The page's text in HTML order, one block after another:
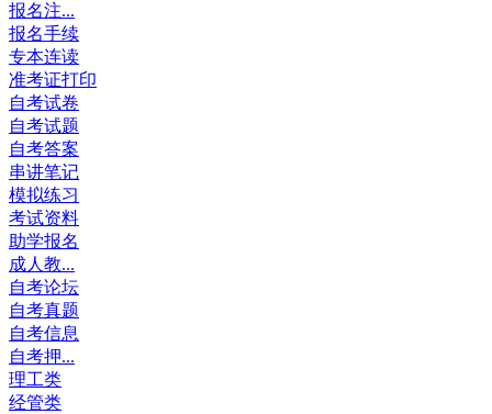
报名注...
报名手续
专本连读
准考证打印
自考试卷
自考试题
自考答案
串讲笔记
模拟练习
考试资料
助学报名
成人教...
自考论坛
自考真题
自考信息
自考押...
理工类
经管类